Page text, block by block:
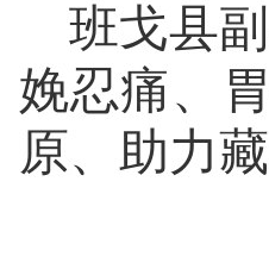
班戈县
娩忍痛、
原、助力